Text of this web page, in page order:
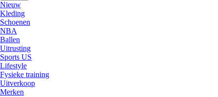
Nieuw
Kleding
Schoenen
NBA
Ballen
Uitrusting
Sports US
Lifestyle
Fysieke training
Uitverkoop
Merken